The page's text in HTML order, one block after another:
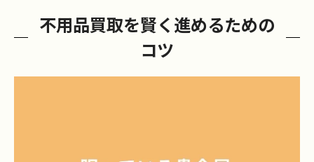
不用品買取を賢く進めるための
コツ